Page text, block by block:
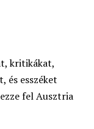
kritikákat,
és esszéket
fel Ausztria